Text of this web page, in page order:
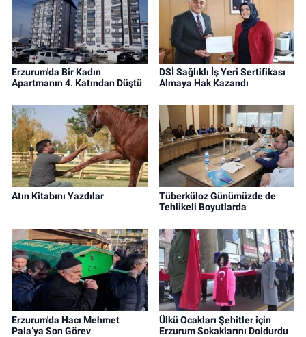
Erzurum'da Bir Kadın
Apartmanın 4. Katından Düştü
DSİ Sağlıklı İş Yeri Sertifikası
Almaya Hak Kazandı
Atın Kitabını Yazdılar
Tüberküloz Günümüzde de
Tehlikeli Boyutlarda
Erzurum'da Hacı Mehmet
Pala’ya Son Görev
Ülkü Ocakları Şehitler için
Erzurum Sokaklarını Doldurdu